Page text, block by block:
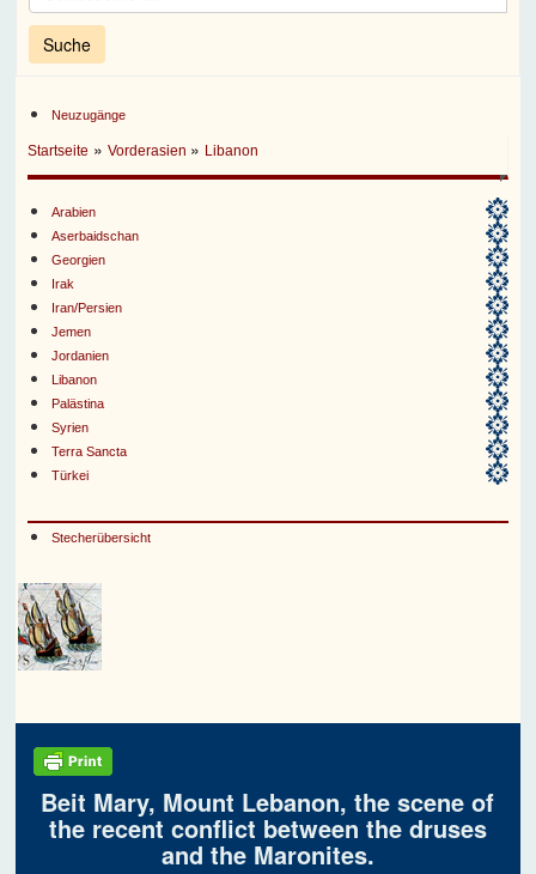
Neuzugänge
Startseite »Vorderasien » Libanon
Arabien
Aserbaidschan
Georgien
Irak
Iran/Persien
Jemen
Jordanien
Libanon
Palästina
Syrien
Terra Sancta
Türkei
Stecherübersicht
Beit Mary, Mount Lebanon, the scene of
the recent conflict between the druses
and the Maronites.